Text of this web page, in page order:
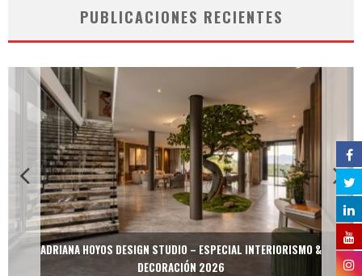
PUBLICACIONES RECIENTES
ADRIANA HOYOS DESIGN STUDIO – ESPECIAL INTERIORISMO &
DECORACIÓN 2026